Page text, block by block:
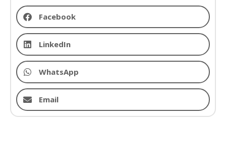
Facebook
LinkedIn
WhatsApp
Email